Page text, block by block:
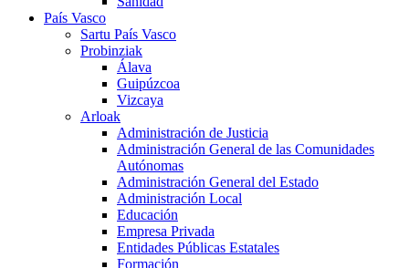
País Vasco
Sartu País Vasco
Probinziak
Álava
Guipúzcoa
Vizcaya
Arloak
Administración de Justicia
Administración General de las Comunidades
Autónomas
Administración General del Estado
Administración Local
Educación
Empresa Privada
Entidades Públicas Estatales
Formación